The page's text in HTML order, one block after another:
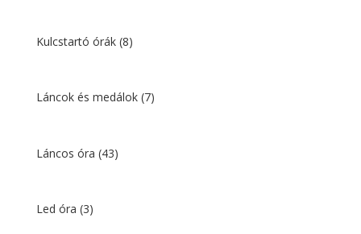
Kulcstartó órák (8)
Láncok és medálok (7)
Láncos óra (43)
Led óra (3)